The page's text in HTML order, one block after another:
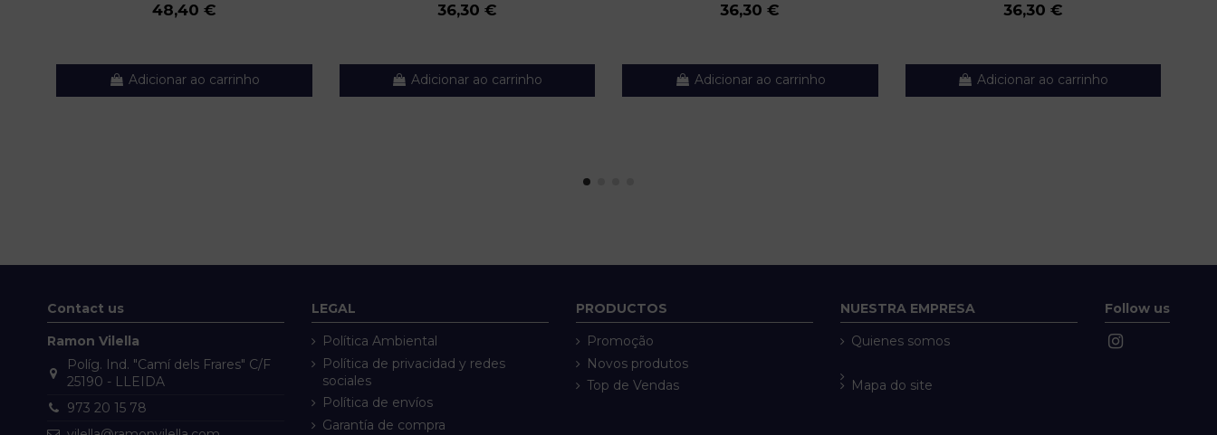
48,40 €
Adicionar ao carrinho
36,30 €
Adicionar ao carrinho
36,30 €
Adicionar ao carrinho
36,30 €
Adicionar ao carrinho
Contact us
Ramon Vilella
Políg. Ind. "Camí dels Frares" C/F
25190 - LLEIDA
973 20 15 78
LEGAL
Política Ambiental
Política de privacidad y redes
sociales
Política de envíos
Garantía de compra
PRODUCTOS
Promoção
Novos produtos
Top de Vendas
NUESTRA EMPRESA
Quienes somos
Mapa do site
Follow us